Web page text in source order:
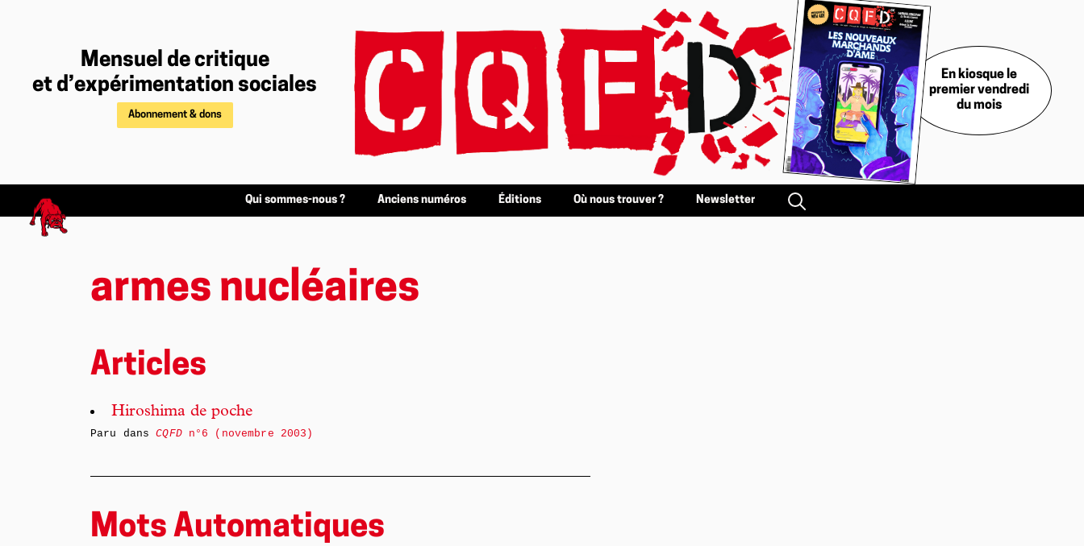
Mensuel de critique
et d’expérimentation sociales
Abonnement & dons
En kiosque le
premier vendredi
du mois
Qui sommes-nous ? Anciens numéros Éditions Où nous trouver ? Newsletter
armes nucléaires
Articles
Hiroshima de poche
Paru dansCQFDn°6 (novembre 2003)
Mots Automatiques